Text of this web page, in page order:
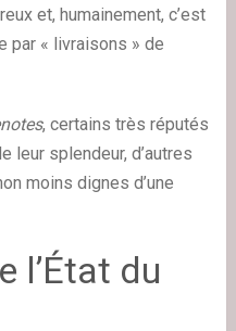
et, humainement, c’est
par « livraisons » de
, certains très réputés
leur splendeur, d’autres
moins dignes d’une
l’État du